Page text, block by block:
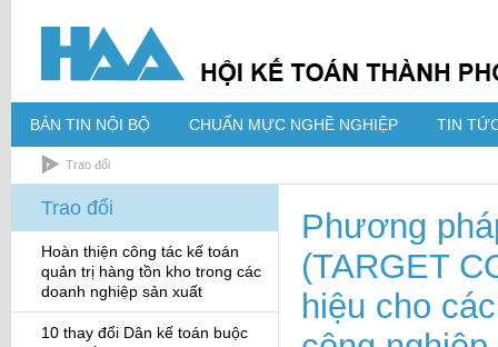
BẢN TIN NỘI BỘ CHUẨN MỰC NGHỀ NGHIỆP TIN
Trao đổi
Trao đổi
Hoàn thiện công tác kế toán
quản trị hàng tồn kho trong các
doanh nghiệp sản xuất
10 thay đổi Dân kế toán buộc
Phương
(TARGET
hiệu cho